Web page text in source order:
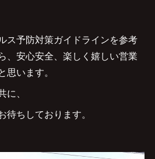
ス予防対策ガイドラインを参考
、安心安全、楽しく嬉しい営業
います。
、
ちしております。